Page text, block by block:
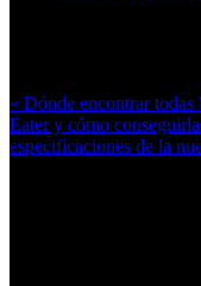
« Dónde encontrar
Eater y cómo
especificaciones de la